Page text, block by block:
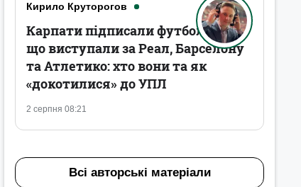
Кирило Круторогов
2 серпня 08:21
Карпати підписали футболістів,
що виступали за Реал, Барселону
та Атлетико: хто вони та як
«докотилися» до УПЛ
Всі авторські матеріали